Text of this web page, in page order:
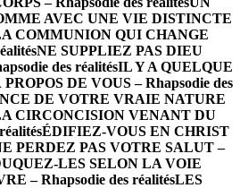
AVEC UNE VIE DISTINCTE
COMMUNION QUI CHANGE
NE SUPPLIEZ PAS DIEU
des réalitésIL Y A QUELQUE
DE VOUS – Rhapsodie des
DE VOTRE VRAIE NATURE
CIRCONCISION VENANT DU
ÉDIFIEZ-VOUS EN CHRIST
PERDEZ PAS VOTRE SALUT –
LES SELON LA VOIE
– Rhapsodie des réalitésLES